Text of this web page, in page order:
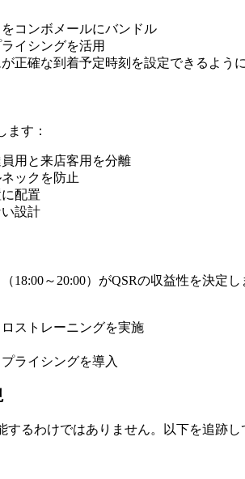
コンボメールにバンドル
イシングを活用
正確な到着予定時刻を設定できるよう
ます：
員用と来店客用を分離
ックを防止
配置
い設計
18:00～20:00）がQSRの収益性を決定
ストレーニングを実施
ライシングを導入
るわけではありません。以下を追跡し